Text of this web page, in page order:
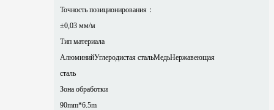
Точность позиционирования：
±0,03 мм/м
Тип материала
АлюминийУглеродистая стальМедьНержавеющая
сталь
Зона обработки
90mm*6.5m